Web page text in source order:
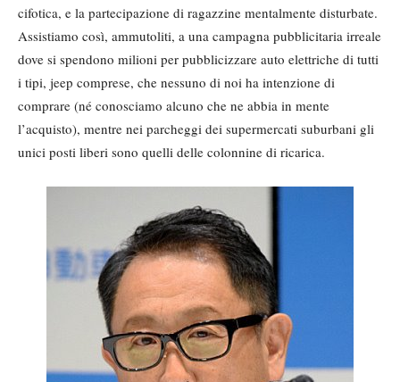
cifotica, e la partecipazione di ragazzine mentalmente disturbate.
Assistiamo così, ammutoliti, a una campagna pubblicitaria irreale
dove si spendono milioni per pubblicizzare auto elettriche di tutti
i tipi, jeep comprese, che nessuno di noi ha intenzione di
comprare (né conosciamo alcuno che ne abbia in mente
l’acquisto), mentre nei parcheggi dei supermercati suburbani gli
unici posti liberi sono quelli delle colonnine di ricarica.